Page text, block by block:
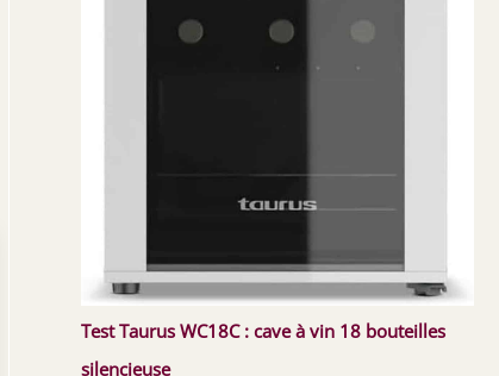
Test Taurus WC18C : cave à vin 18 bouteilles
silencieuse